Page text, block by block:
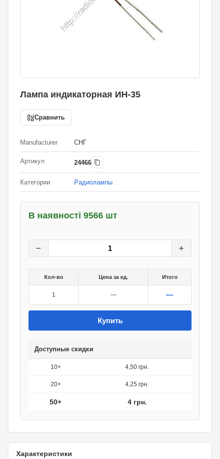
Лампа индикаторная ИН-35
Сравнить
Manufacturer СНГ
Артикул 24466
Категории Радиолампы
В наявності 9566 шт
− +
Кол-во Цена за ед. Итого
1 — —
Купить
Доступные скидки
10+ 4,50 грн.
20+ 4,25 грн.
50+ 4 грн.
Характеристики